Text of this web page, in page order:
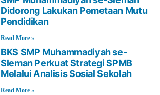
Didorong Lakukan Pemetaan Mutu
Pendidikan
Read More »
BKS SMP Muhammadiyah se-
Sleman Perkuat Strategi SPMB
Melalui Analisis Sosial Sekolah
Read More »